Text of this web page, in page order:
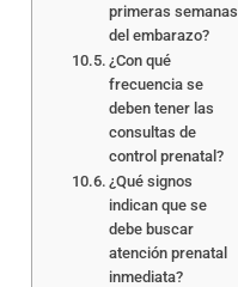
primeras semanas
del embarazo?
¿Con qué
frecuencia se
deben tener las
consultas de
control prenatal?
¿Qué signos
indican que se
debe buscar
atención prenatal
inmediata?